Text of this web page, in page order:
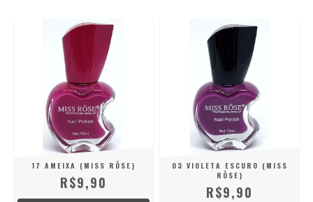
17 AMEIXA (MISS RÔSE)
R$9,90
03 VIOLETA ESCURO (MISS
RÔSE)
R$9,90